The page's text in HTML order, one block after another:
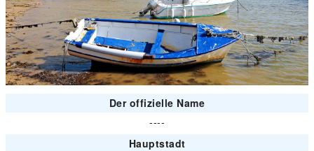
Der offizielle Name
----
Hauptstadt